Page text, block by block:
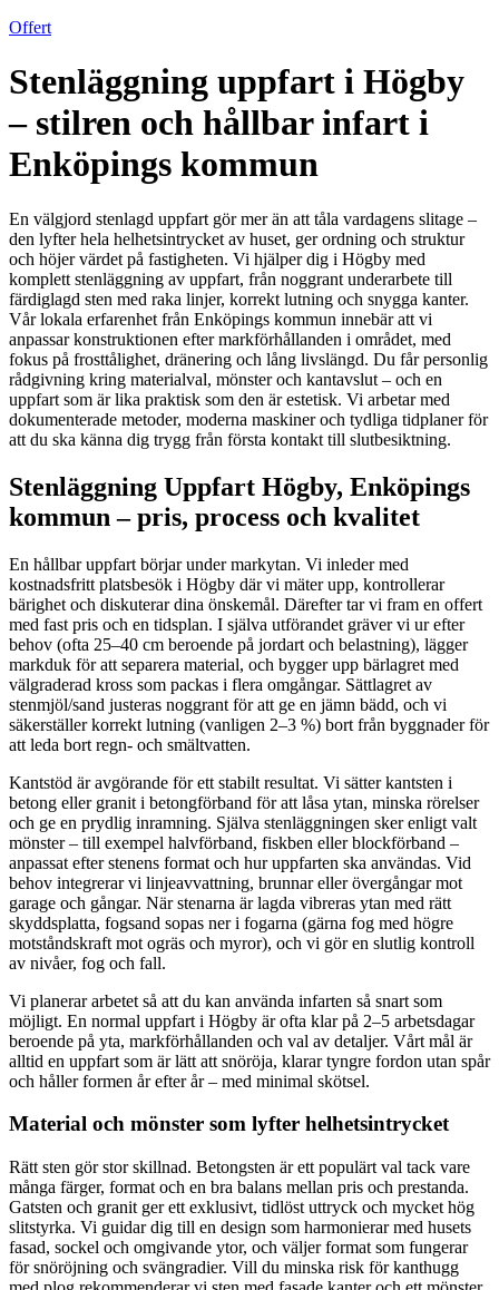
Offert
Stenläggning uppfart i Högby
– stilren och hållbar infart i
Enköpings kommun
En välgjord stenlagd uppfart gör mer än att tåla vardagens slitage –
den lyfter hela helhetsintrycket av huset, ger ordning och struktur
och höjer värdet på fastigheten. Vi hjälper dig i Högby med
komplett stenläggning av uppfart, från noggrant underarbete till
färdiglagd sten med raka linjer, korrekt lutning och snygga kanter.
Vår lokala erfarenhet från Enköpings kommun innebär att vi
anpassar konstruktionen efter markförhållanden i området, med
fokus på frosttålighet, dränering och lång livslängd. Du får personlig
rådgivning kring materialval, mönster och kantavslut – och en
uppfart som är lika praktisk som den är estetisk. Vi arbetar med
dokumenterade metoder, moderna maskiner och tydliga tidplaner för
att du ska känna dig trygg från första kontakt till slutbesiktning.
Stenläggning Uppfart Högby, Enköpings
kommun – pris, process och kvalitet
En hållbar uppfart börjar under markytan. Vi inleder med
kostnadsfritt platsbesök i Högby där vi mäter upp, kontrollerar
bärighet och diskuterar dina önskemål. Därefter tar vi fram en offert
med fast pris och en tidsplan. I själva utförandet gräver vi ur efter
behov (ofta 25–40 cm beroende på jordart och belastning), lägger
markduk för att separera material, och bygger upp bärlagret med
välgraderad kross som packas i flera omgångar. Sättlagret av
stenmjöl/sand justeras noggrant för att ge en jämn bädd, och vi
säkerställer korrekt lutning (vanligen 2–3 %) bort från byggnader för
att leda bort regn- och smältvatten.
Kantstöd är avgörande för ett stabilt resultat. Vi sätter kantsten i
betong eller granit i betongförband för att låsa ytan, minska rörelser
och ge en prydlig inramning. Själva stenläggningen sker enligt valt
mönster – till exempel halvförband, fiskben eller blockförband –
anpassat efter stenens format och hur uppfarten ska användas. Vid
behov integrerar vi linjeavvattning, brunnar eller övergångar mot
garage och gångar. När stenarna är lagda vibreras ytan med rätt
skyddsplatta, fogsand sopas ner i fogarna (gärna fog med högre
motståndskraft mot ogräs och myror), och vi gör en slutlig kontroll
av nivåer, fog och fall.
Vi planerar arbetet så att du kan använda infarten så snart som
möjligt. En normal uppfart i Högby är ofta klar på 2–5 arbetsdagar
beroende på yta, markförhållanden och val av detaljer. Vårt mål är
alltid en uppfart som är lätt att snöröja, klarar tyngre fordon utan spår
och håller formen år efter år – med minimal skötsel.
Material och mönster som lyfter helhetsintrycket
Rätt sten gör stor skillnad. Betongsten är ett populärt val tack vare
många färger, format och en bra balans mellan pris och prestanda.
Gatsten och granit ger ett exklusivt, tidlöst uttryck och mycket hög
slitstyrka. Vi guidar dig till en design som harmonierar med husets
fasad, sockel och omgivande ytor, och väljer format som fungerar
för snöröjning och svängradier. Vill du minska risk för kanthugg